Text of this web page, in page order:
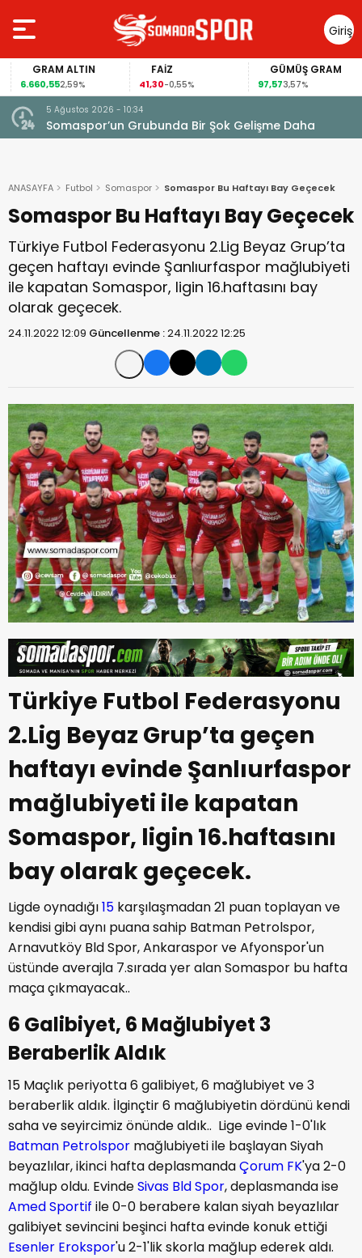
Giriş
Yap
GRAM ALTIN
6.660,552,59%
FAİZ
41,30-0,55%
GÜMÜŞ GRAM
97,573,57%
5 Ağustos 2026 - 10:34
Somaspor’un Grubunda Bir Şok Gelişme Daha
ANASAYFA Futbol Somaspor Somaspor Bu Haftayı Bay Geçecek
Somaspor Bu Haftayı Bay Geçecek
Türkiye Futbol Federasyonu 2.Lig Beyaz Grup’ta
geçen haftayı evinde Şanlıurfaspor mağlubiyeti
ile kapatan Somaspor, ligin 16.haftasını bay
olarak geçecek.
24.11.2022 12:09 Güncellenme :24.11.2022 12:25
Türkiye Futbol Federasyonu
2.Lig Beyaz Grup’ta geçen
haftayı evinde Şanlıurfaspor
mağlubiyeti ile kapatan
Somaspor, ligin 16.haftasını
bay olarak geçecek.
Ligde oynadığı15 karşılaşmadan 21 puan toplayan ve
kendisi gibi aynı puana sahip Batman Petrolspor,
Arnavutköy Bld Spor, Ankaraspor ve Afyonspor'un
üstünde averajla 7.sırada yer alan Somaspor bu hafta
maça çıkmayacak..
6 Galibiyet, 6 Mağlubiyet 3
Beraberlik Aldık
15 Maçlık periyotta 6 galibiyet, 6 mağlubiyet ve 3
beraberlik aldık. İlginçtir 6 mağlubiyetin dördünü kendi
saha ve seyircimiz önünde aldık.. Lige evinde 1-0'lık
Batman Petrolspor mağlubiyeti ile başlayan Siyah
beyazlılar, ikinci hafta deplasmandaÇorum FK'ya 2-0
mağlup oldu. EvindeSivas Bld Spor, deplasmanda ise
Amed Sportif ile 0-0 berabere kalan siyah beyazlılar
galibiyet sevincini beşinci hafta evinde konuk ettiği
Esenler Erokspor'u 2-1'lik skorla mağlup ederek aldı.